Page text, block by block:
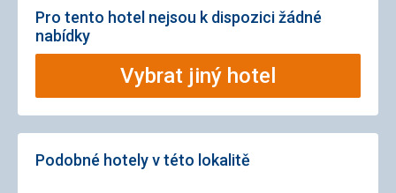
Pro tento hotel nejsou k dispozici žádné
nabídky
Vybrat jiný hotel
Podobné hotely v této lokalitě